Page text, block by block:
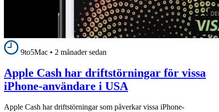
9to5Mac • 2 månader sedan
Apple Cash har driftstörningar för vissa
iPhone-användare i USA
Apple Cash har driftstörningar som påverkar vissa iPhone-